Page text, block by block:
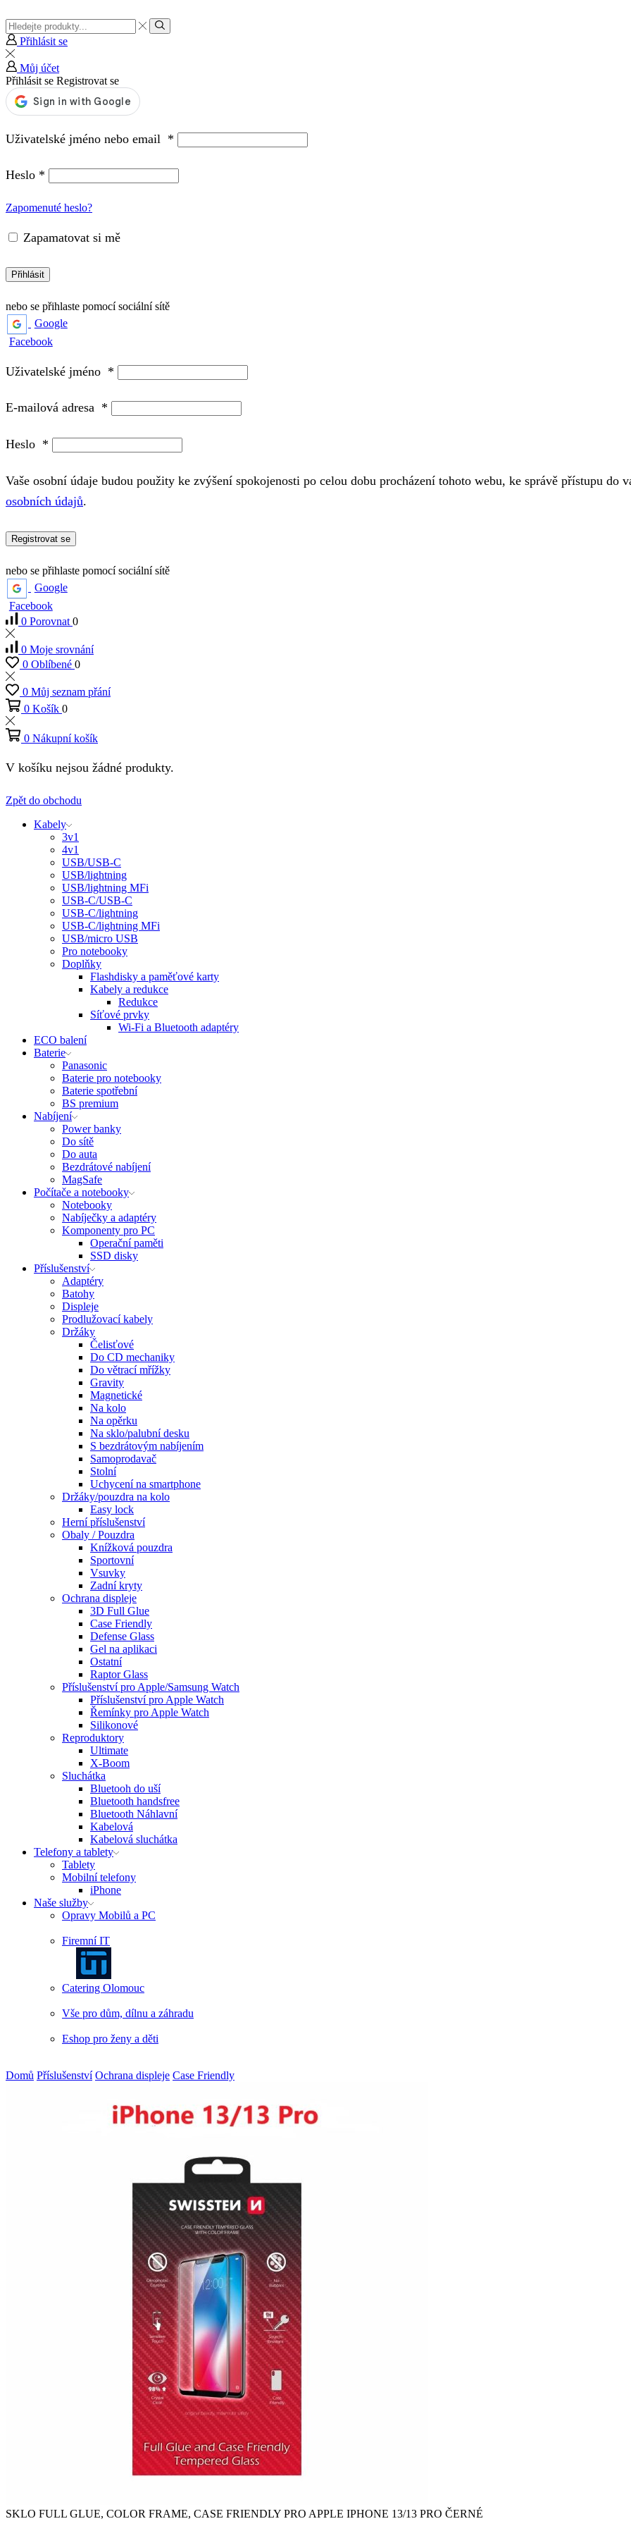
Vstup
pro
vyhledávání
Hledat
Přihlásit se
Můj účet
Přihlásit se Registrovat se
Uživatelské jméno nebo email *
Heslo *
Zapomenuté heslo?
Zapamatovat si mě
Přihlásit
nebo se přihlaste pomocí sociální sítě
Google
Facebook
Uživatelské jméno *
E-mailová adresa *
Heslo *
Vaše osobní údaje budou použity ke zvýšení spokojenosti po celou dobu procházení tohoto webu, ke správě přístupu do
osobních údajů.
Registrovat se
nebo se přihlaste pomocí sociální sítě
Google
Facebook
0 Porovnat 0
0 Moje srovnání
0 Oblíbené 0
0 Můj seznam přání
0 Košík 0
0 Nákupní košík
V košíku nejsou žádné produkty.
Zpět do obchodu
Kabely
3v1
4v1
USB/USB-C
USB/lightning
USB/lightning MFi
USB-C/USB-C
USB-C/lightning
USB-C/lightning MFi
USB/micro USB
Pro notebooky
Doplňky
Flashdisky a paměťové karty
Kabely a redukce
Redukce
Síťové prvky
Wi-Fi a Bluetooth adaptéry
ECO balení
Baterie
Panasonic
Baterie pro notebooky
Baterie spotřební
BS premium
Nabíjení
Power banky
Do sítě
Do auta
Bezdrátové nabíjení
MagSafe
Počítače a notebooky
Notebooky
Nabíječky a adaptéry
Komponenty pro PC
Operační paměti
SSD disky
Příslušenství
Adaptéry
Batohy
Displeje
Prodlužovací kabely
Držáky
Čelisťové
Do CD mechaniky
Do větrací mřížky
Gravity
Magnetické
Na kolo
Na opěrku
Na sklo/palubní desku
S bezdrátovým nabíjením
Samoprodavač
Stolní
Uchycení na smartphone
Držáky/pouzdra na kolo
Easy lock
Herní příslušenství
Obaly / Pouzdra
Knížková pouzdra
Sportovní
Vsuvky
Zadní kryty
Ochrana displeje
3D Full Glue
Case Friendly
Defense Glass
Gel na aplikaci
Ostatní
Raptor Glass
Příslušenství pro Apple/Samsung Watch
Příslušenství pro Apple Watch
Řemínky pro Apple Watch
Silikonové
Reproduktory
Ultimate
X-Boom
Sluchátka
Bluetooh do uší
Bluetooth handsfree
Bluetooth Náhlavní
Kabelová
Kabelová sluchátka
Telefony a tablety
Tablety
Mobilní telefony
iPhone
Naše služby
Opravy Mobilů a PC
Firemní IT
Catering Olomouc
Vše pro dům, dílnu a záhradu
Eshop pro ženy a děti
Domů Příslušenství Ochrana displeje Case Friendly
SKLO FULL GLUE, COLOR FRAME, CASE FRIENDLY PRO APPLE IPHONE 13/13 PRO ČERNÉ